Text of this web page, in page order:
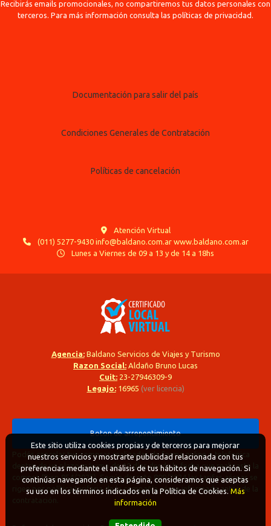
Recibirás emails promocionales, no compartiremos tus datos personales con
terceros. Para más información consulta las políticas de privacidad.
Documentación para salir del país
Condiciones Generales de Contratación
Políticas de cancelación
Atención Virtual
(011) 5277-9430 info@baldano.com.ar www.baldano.com.ar
Lunes a Viernes de 09 a 13 y de 14 a 18hs
Agencia:Baldano Servicios de Viajes y Turismo
Razon Social: Aldaño Bruno Lucas
Cuit: 23-27946309-9
Legajo:16965 (ver licencia)
Boton de arrepentimiento
Podés cancelar tus compras realizadas de forma online o telefonica
dentro de un plazo máximo de 10 días desde la fecha que realizaste la
compra (Disp.954/2025). Según decreto 809/2024 las tarifas aéreas se
rigen por política tarifaria de la compañía aérea informada antes de la
Este sitio utiliza cookies propias y de terceros para mejorar
nuestros servicios y mostrarte publicidad relacionada con tus
preferencias mediante el análisis de tus hábitos de navegación. Si
continúas navegando en esta página, consideramos que aceptas
su uso en los términos indicados en la Política de Cookies. Más
información